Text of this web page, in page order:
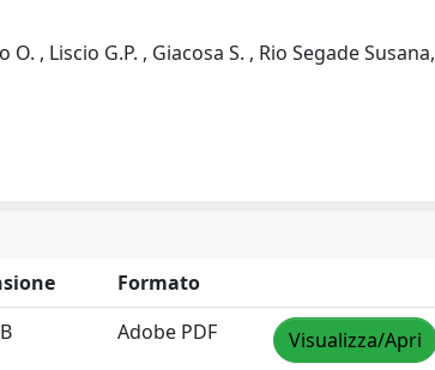
, Liscio G.P. , Giacosa S. , Rio Segade Susana,
Formato
Adobe PDF Visualizza/Apri